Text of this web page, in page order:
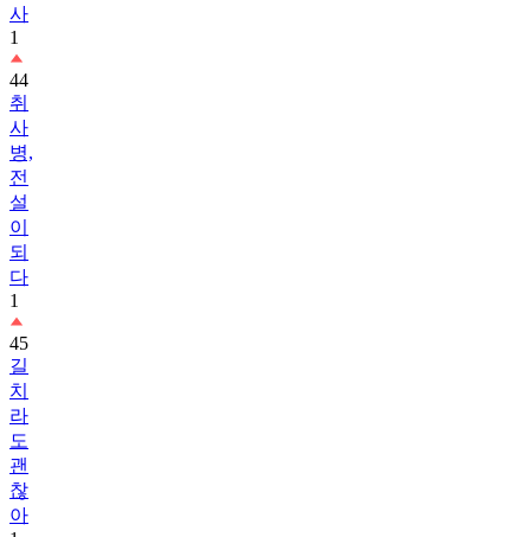
사
1
44
취
사
병,
전
설
이
되
다
1
45
길
치
라
도
괜
찮
아